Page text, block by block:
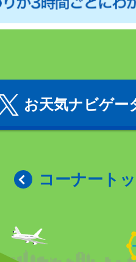
お天気ナビゲー
コーナート